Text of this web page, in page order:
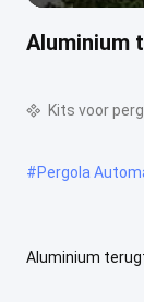
Aluminium
Kits voor
#Pergola
Aluminium